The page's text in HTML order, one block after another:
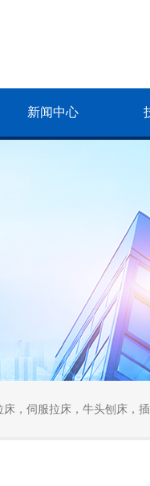
新闻中心
，伺服拉床，牛头刨床，